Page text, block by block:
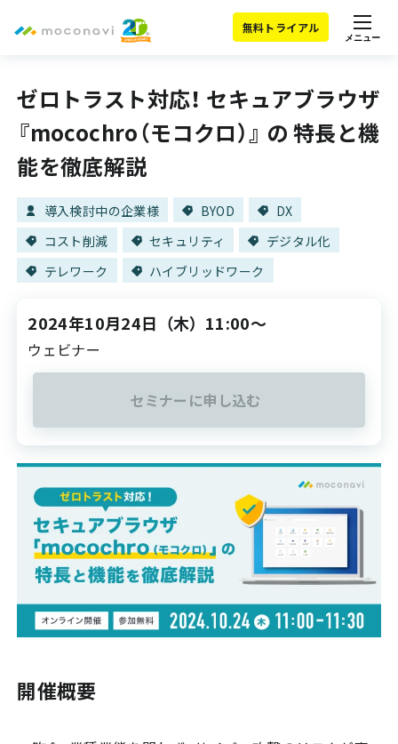
無料トライアル
メニュー
ゼロトラスト対応！ セキュアブラウザ
『mocochro（モコクロ）』 の 特長と機
能を徹底解説
導入検討中の企業様 BYOD
DX
コスト削減
セキュリティ
デジタル化
テレワーク
ハイブリッドワーク
2024年10月24日 （木） 11:00～
ウェビナー
セミナーに申し込む
開催概要